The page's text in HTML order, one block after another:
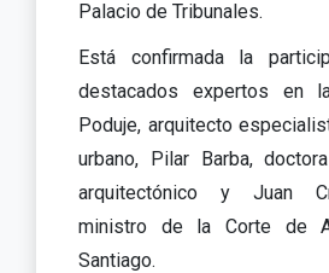
Palacio de Tribunales.
Está confirmada la
destacados expertos en
Poduje, arquitecto
urbano, Pilar Barba,
arquitectónico y Juan
ministro de la Corte de
Santiago.